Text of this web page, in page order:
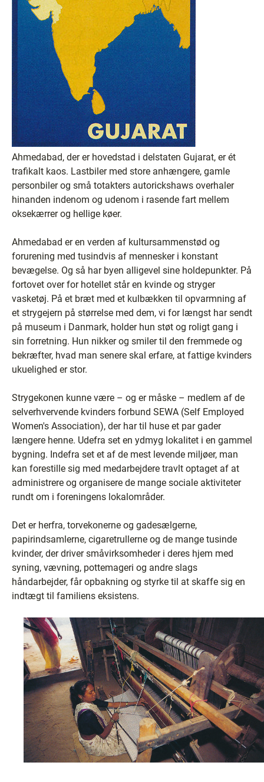
Ahmedabad, der er hovedstad i delstaten Gujarat, er ét
trafikalt kaos. Lastbiler med store anhængere, gamle
personbiler og små totakters autorickshaws overhaler
hinanden indenom og udenom i rasende fart mellem
oksekærrer og hellige køer.
Ahmedabad er en verden af kultursammenstød og
forurening med tusindvis af mennesker i konstant
bevægelse. Og så har byen alligevel sine holdepunkter. På
fortovet over for hotellet står en kvinde og stryger
vasketøj. På et bræt med et kulbækken til opvarmning af
et strygejern på størrelse med dem, vi for længst har sendt
på museum i Danmark, holder hun støt og roligt gang i
sin forretning. Hun nikker og smiler til den fremmede og
bekræfter, hvad man senere skal erfare, at fattige kvinders
ukuelighed er stor.
Strygekonen kunne være – og er måske – medlem af de
selverhvervende kvinders forbund SEWA (Self Employed
Women's Association), der har til huse et par gader
længere henne. Udefra set en ydmyg lokalitet i en gammel
bygning. Indefra set et af de mest levende miljøer, man
kan forestille sig med medarbejdere travlt optaget af at
administrere og organisere de mange sociale aktiviteter
rundt om i foreningens lokalområder.
Det er herfra, torvekonerne og gadesælgerne,
papirindsamlerne, cigaretrullerne og de mange tusinde
kvinder, der driver småvirksomheder i deres hjem med
syning, vævning, pottemageri og andre slags
håndarbejder, får opbakning og styrke til at skaffe sig en
indtægt til familiens eksistens.